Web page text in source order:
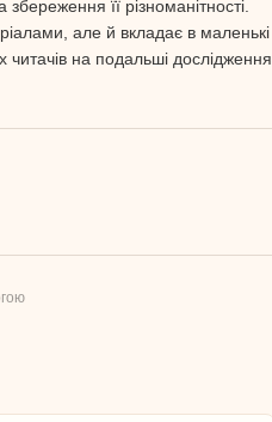
її різноманітності.
але й вкладає в маленькі
на подальші дослідження